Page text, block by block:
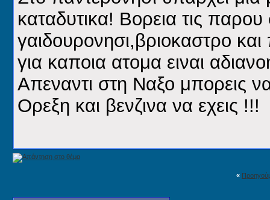
καταδυτικα! Βορεια τις
γαιδουρονησι,βριοκαστρο
για καποια ατομα ειναι
Απεναντι στη Ναξο μπορεις
Ορεξη και βενζινα να εχεις !!!
«